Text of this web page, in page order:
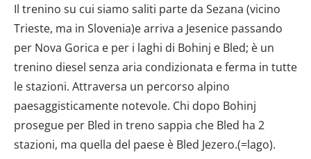
Il trenino su cui siamo saliti parte da Sezana (vicino
Trieste, ma in Slovenia)e arriva a Jesenice passando
per Nova Gorica e per i laghi di Bohinj e Bled; è un
trenino diesel senza aria condizionata e ferma in tutte
le stazioni. Attraversa un percorso alpino
paesaggisticamente notevole. Chi dopo Bohinj
prosegue per Bled in treno sappia che Bled ha 2
stazioni, ma quella del paese è Bled Jezero.(=lago).